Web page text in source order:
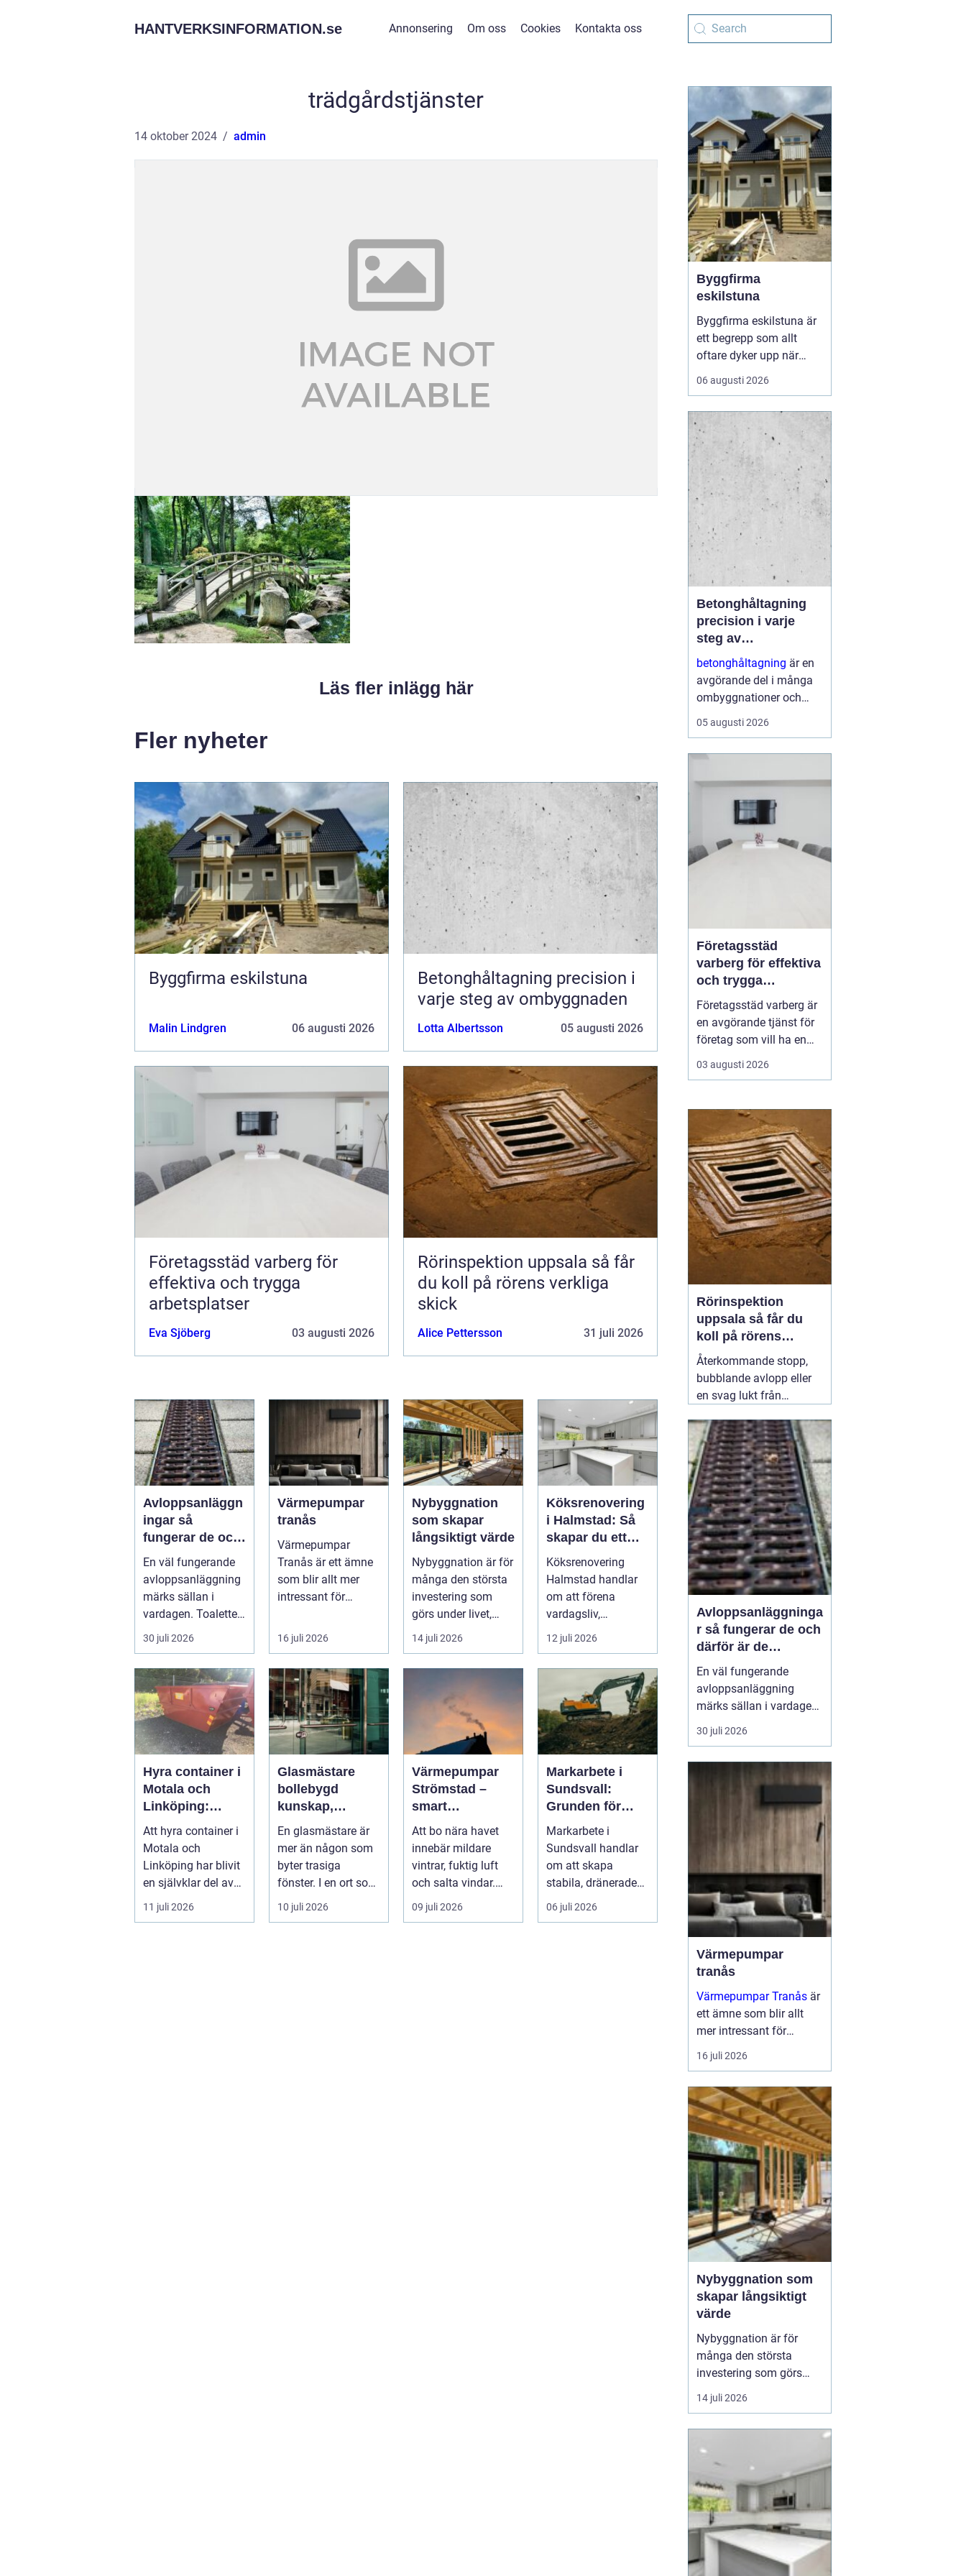
HANTVERKSINFORMATION.se Annonsering Om oss Cookies Kontakta oss
trädgårdstjänster
14 oktober 2024 admin
Läs fler inlägg här
Fler nyheter
Byggfirma eskilstuna
Malin Lindgren 06 augusti 2026
Betonghåltagning precision i
varje steg av ombyggnaden
Lotta Albertsson 05 augusti 2026
Företagsstäd varberg för
effektiva och trygga
arbetsplatser
Eva Sjöberg 03 augusti 2026
Rörinspektion uppsala så får
du koll på rörens verkliga
skick
Alice Pettersson 31 juli 2026
Avloppsanläggn
ingar så
fungerar de och
därför är de
viktigare än
många tror
En väl fungerande
avloppsanläggning
märks sällan i
vardagen. Toaletten
spolas, vattnet
rinner undan ...
30 juli 2026
Värmepumpar
tranås
Värmepumpar
Tranås är ett ämne
som blir allt mer
intressant för
bostadsrättsförenin
gar o...
16 juli 2026
Nybyggnation
som skapar
långsiktigt värde
Nybyggnation är för
många den största
investering som
görs under livet,
b&...
14 juli 2026
Köksrenovering
i Halmstad: Så
skapar du ett
funktionellt och
trivsamt kök
Köksrenovering
Halmstad handlar
om att förena
vardagsliv,
matlagning och
umgänge i et...
12 juli 2026
Hyra container i
Motala och
Linköping:
Smart
avfallshantering
för projekt i alla
storlekar
Att hyra container i
Motala och
Linköping har blivit
en självklar del av
många bygg-...
11 juli 2026
Glasmästare
bollebygd
kunskap,
kvalitet och
smarta
glaslösningar
En glasmästare är
mer än någon som
byter trasiga
fönster. I en ort som
Bollebygd handlar
yrket lika ...
10 juli 2026
Värmepumpar
Strömstad –
smart
uppvärmning i
kustklimat
Att bo nära havet
innebär mildare
vintrar, fuktig luft
och salta vindar.
Det påverka...
09 juli 2026
Markarbete i
Sundsvall:
Grunden för
hållbara hus,
vägar och
Markarbete i
Sundsvall handlar
om att skapa
stabila, dränerade
och funktionella
markytor som kl...
06 juli 2026
Byggfirma
eskilstuna
Byggfirma eskilstuna är
ett begrepp som allt
oftare dyker upp när
privatpersoner och
företag söker trygga
markarbeten i
mälardalen. En väl vald
entreprenör blir
skillnaden mellan ett
smidigt projekt med
hållbart resultat och en
p...
06 augusti 2026
Betonghåltagning
precision i varje
steg av
ombyggnaden
betonghåltagning är en
avgörande del i många
ombyggnationer och
installationer. När nya
rör, ventilation,
befintlig stomme krävs
hål och öppningar...
05 augusti 2026
Företagsstäd
varberg för effektiva
och trygga
arbetsplatser
Företagsstäd varberg är
en avgörande tjänst för
företag som vill ha en
ren, trygg och
professionell
välstädad lokal skapar
inte bara ett bättre
intryck för kunder och
samarbetspartners, utan
påverkar även
medarbetarnas fokus,
hälsa oc...
03 augusti 2026
Rörinspektion
uppsala så får du
koll på rörens
verkliga skick
Återkommande stopp,
bubblande avlopp eller
en svag lukt från
som många ignorerar
lite för länge. Under ytan
kan rören redan vara
slitna, delvis igensatta
eller till och med
spruckna. Med en31 juli
2026
Avloppsanläggninga
r så fungerar de och
därför är de
viktigare än många
tror
En väl fungerande
avloppsanläggning
märks sällan i vardagen.
Toaletten spolas, vattnet
rinner undan och livet
varje spolning ligger ett
skyddar både hälsa och
avloppssystemet inte
fungerar syns pr...
30 juli 2026
Värmepumpar
tranås
Värmepumpar Tranås är
ett ämne som blir allt
mer intressant för
villaägare,
bostadsrättsföreningar
fastighetsägare som vill
sänka sina
energikostnader och
samtidigt mins...
16 juli 2026
Nybyggnation som
skapar långsiktigt
värde
Nybyggnation är för
många den största
investering som görs
under livet, både
känslomässigt och
fritidshus växer fram
från grunden formas inte
bara v&...
14 juli 2026